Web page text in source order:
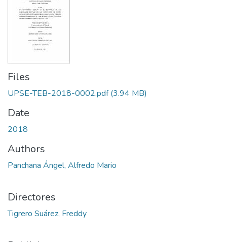
Files
UPSE-TEB-2018-0002.pdf(3.94 MB)
Date
2018
Authors
Panchana Ángel, Alfredo Mario
Directores
Tigrero Suárez, Freddy